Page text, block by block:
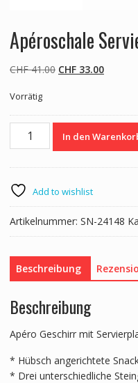
Apéroschale
CHF41.00 Ursprünglicher
CHF 41.00
CHF33.00Aktueller
CHF
Vorrätig
Apéroschale
Servierset
rund
Menge
In den
Add to wishlist
Artikelnummer: SN-24148
Beschreibung
Beschreibung
Apéro Geschirr mit
* Hübsch angerichtete
* Drei unterschiedliche